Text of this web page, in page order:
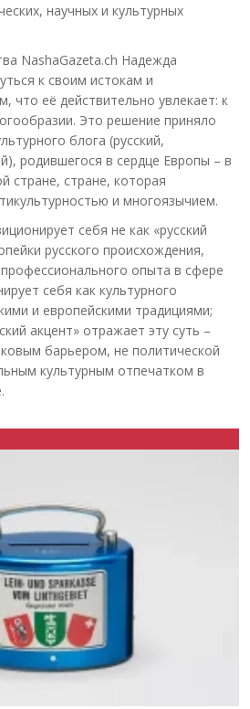
научных и культурных
NashaGazeta.ch Надежда
к своим истокам и
что её действительно увлекает: к
Это решение приняло
блога (русский,
родившегося в сердце Европы – в
стране, стране, которая
и многоязычием.
себя не как «русский
русского происхождения,
опыта в сфере
себя как культурного
и европейскими традициями;
акцент» отражает эту суть –
барьером, не политической
культурным отпечатком в